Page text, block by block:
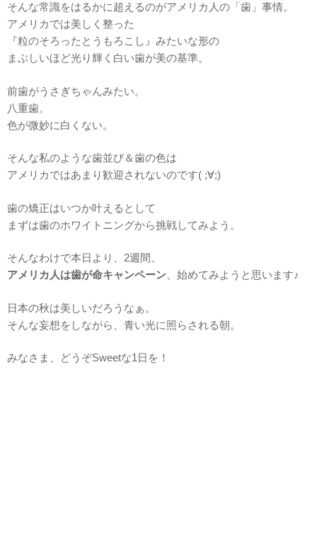
そんな常識をはるかに超えるのがアメリカ人の「歯」事情。
アメリカでは美しく整った
『粒のそろったとうもろこし』みたいな形の
まぶしいほど光り輝く白い歯が美の基準。
前歯がうさぎちゃんみたい。
八重歯。
色が微妙に白くない。
そんな私のような歯並び＆歯の色は
アメリカではあまり歓迎されないのです( ;∀;)
歯の矯正はいつか叶えるとして
まずは歯のホワイトニングから挑戦してみよう。
そんなわけで本日より、2週間。
アメリカ人は歯が命キャンペーン 、始めてみようと思います♪
日本の秋は美しいだろうなぁ。
そんな妄想をしながら、青い光に照らされる朝。
みなさま、どうぞSweetな1日を！